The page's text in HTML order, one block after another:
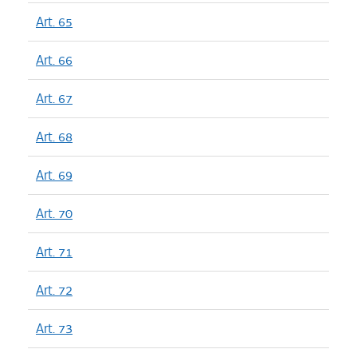
Art. 65
Art. 66
Art. 67
Art. 68
Art. 69
Art. 70
Art. 71
Art. 72
Art. 73